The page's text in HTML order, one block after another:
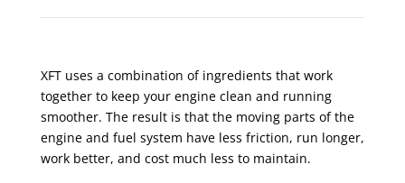
XFT uses a combination of ingredients that work
together to keep your engine clean and running
smoother. The result is that the moving parts of the
engine and fuel system have less friction, run longer,
work better, and cost much less to maintain.